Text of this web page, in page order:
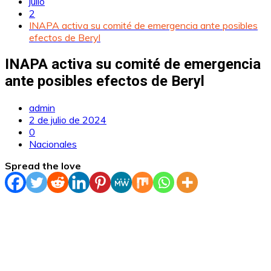
2
INAPA activa su comité de emergencia ante posibles
efectos de Beryl
INAPA activa su comité de emergencia
ante posibles efectos de Beryl
admin
2 de julio de 2024
0
Nacionales
Spread the love